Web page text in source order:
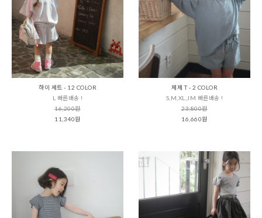
하이 세트 - 12 COLOR
L 빠른배송 !
16,200원
11,340원
제제 T - 2 COLOR
S,M,XL,JM 빠른배송 !
23,800원
16,660원